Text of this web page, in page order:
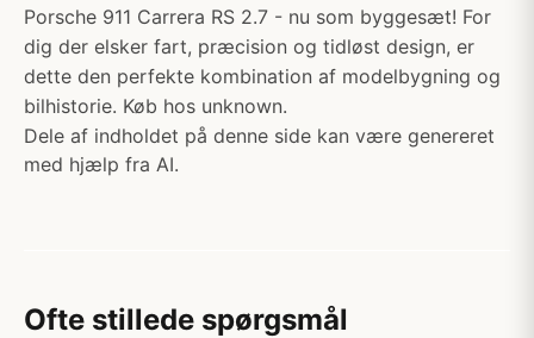
Porsche 911 Carrera RS 2.7 - nu som byggesæt! For
dig der elsker fart, præcision og tidløst design, er
dette den perfekte kombination af modelbygning og
bilhistorie. Køb hos unknown.
Dele af indholdet på denne side kan være genereret
med hjælp fra AI.
Ofte stillede spørgsmål